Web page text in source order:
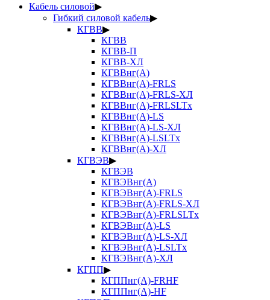
Кабель силовой▶
Гибкий силовой кабель▶
КГВВ▶
КГВВ
КГВВ-П
КГВВ-ХЛ
КГВВнг(А)
КГВВнг(А)-FRLS
КГВВнг(А)-FRLS-ХЛ
КГВВнг(А)-FRLSLTx
КГВВнг(А)-LS
КГВВнг(А)-LS-ХЛ
КГВВнг(А)-LSLTx
КГВВнг(А)-ХЛ
КГВЭВ▶
КГВЭВ
КГВЭВнг(А)
КГВЭВнг(А)-FRLS
КГВЭВнг(А)-FRLS-ХЛ
КГВЭВнг(А)-FRLSLTx
КГВЭВнг(А)-LS
КГВЭВнг(А)-LS-ХЛ
КГВЭВнг(А)-LSLTx
КГВЭВнг(А)-ХЛ
КГПП▶
КГППнг(А)-FRHF
КГППнг(А)-HF